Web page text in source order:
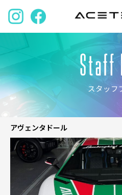
スタッフ
アヴェンタドール